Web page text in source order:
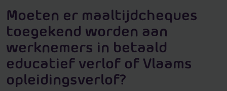
Moeten er maaltijdcheques
toegekend worden aan
werknemers in betaald
educatief verlof of Vlaams
opleidingsverlof?